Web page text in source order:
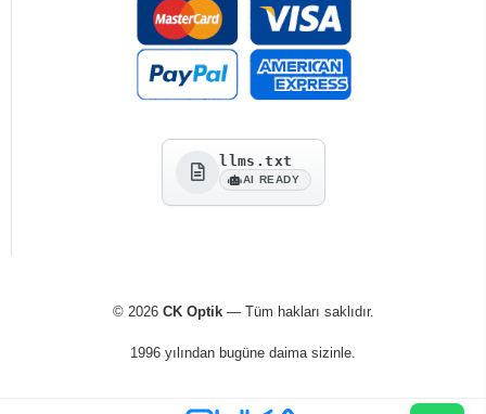
llms.txt
AI READY
© 2026 CK Optik— Tüm hakları saklıdır.
1996 yılından bugüne daima sizinle.